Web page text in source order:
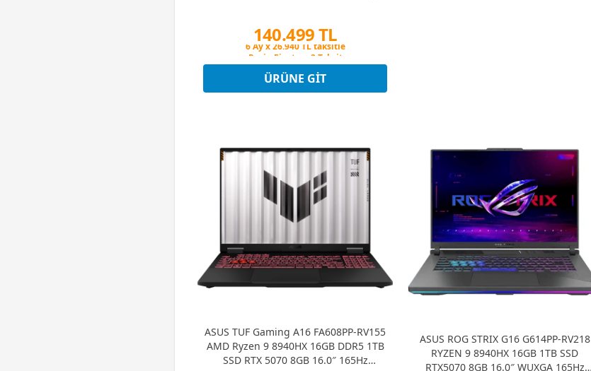
140.499 TL
Peşin Fiyatına 3 Taksit
Peşin Fiyatına 3 Taksit
ÜRÜNE GIT
ASUS TUF Gaming A16 FA608PP-RV155
AMD Ryzen 9 8940HX 16GB DDR5 1TB
SSD RTX 5070 8GB 16.0″ 165Hz
ASUS ROG STRIX G16 G614PP-RV218
RYZEN 9 8940HX 16GB 1TB SSD
RTX5070 8GB 16.0″ WUXGA 165Hz